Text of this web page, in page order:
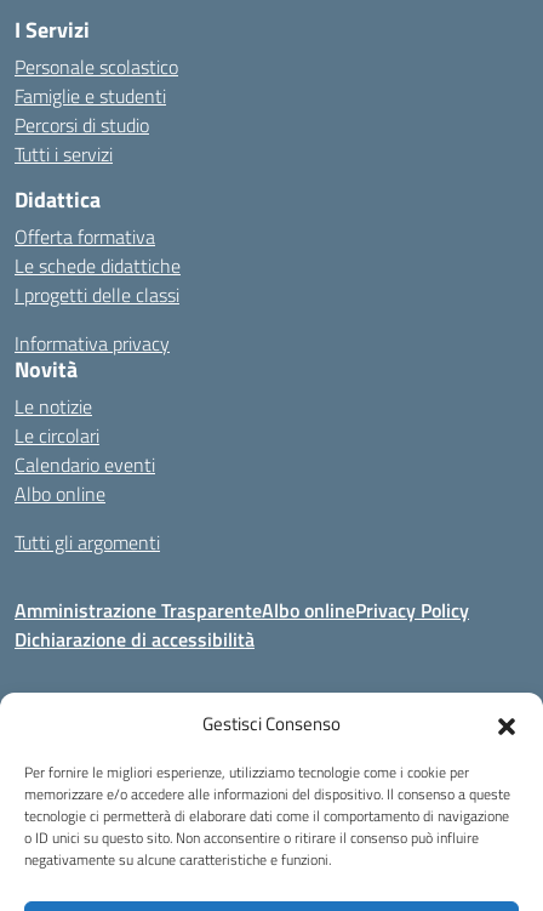
Gestisci Consenso
Per fornire le migliori esperienze, utilizziamo tecnologie come i cookie per
memorizzare e/o accedere alle informazioni del dispositivo. Il consenso a queste
tecnologie ci permetterà di elaborare dati come il comportamento di navigazione
o ID unici su questo sito. Non acconsentire o ritirare il consenso può influire
negativamente su alcune caratteristiche e funzioni.
I Servizi
Personale scolastico
Famiglie e studenti
Percorsi di studio
Tutti i servizi
Didattica
Offerta formativa
Le schede didattiche
I progetti delle classi
Informativa privacy
Novità
Le notizie
Le circolari
Calendario eventi
Albo online
Tutti gli argomenti
Amministrazione TrasparenteAlbo onlinePrivacy Policy
Dichiarazione di accessibilità
Via Corridoni 34/36 Milano
Posta elettronica certificata (PEC):miic8de001@pec.istruzione.it
Codice fiscale: 80124970155
Istituto Omnicomprensivo Musicale Statale
Via Corridoni 34/36 Milano | Tel. 02 88446647 Fax 02-88.440.328